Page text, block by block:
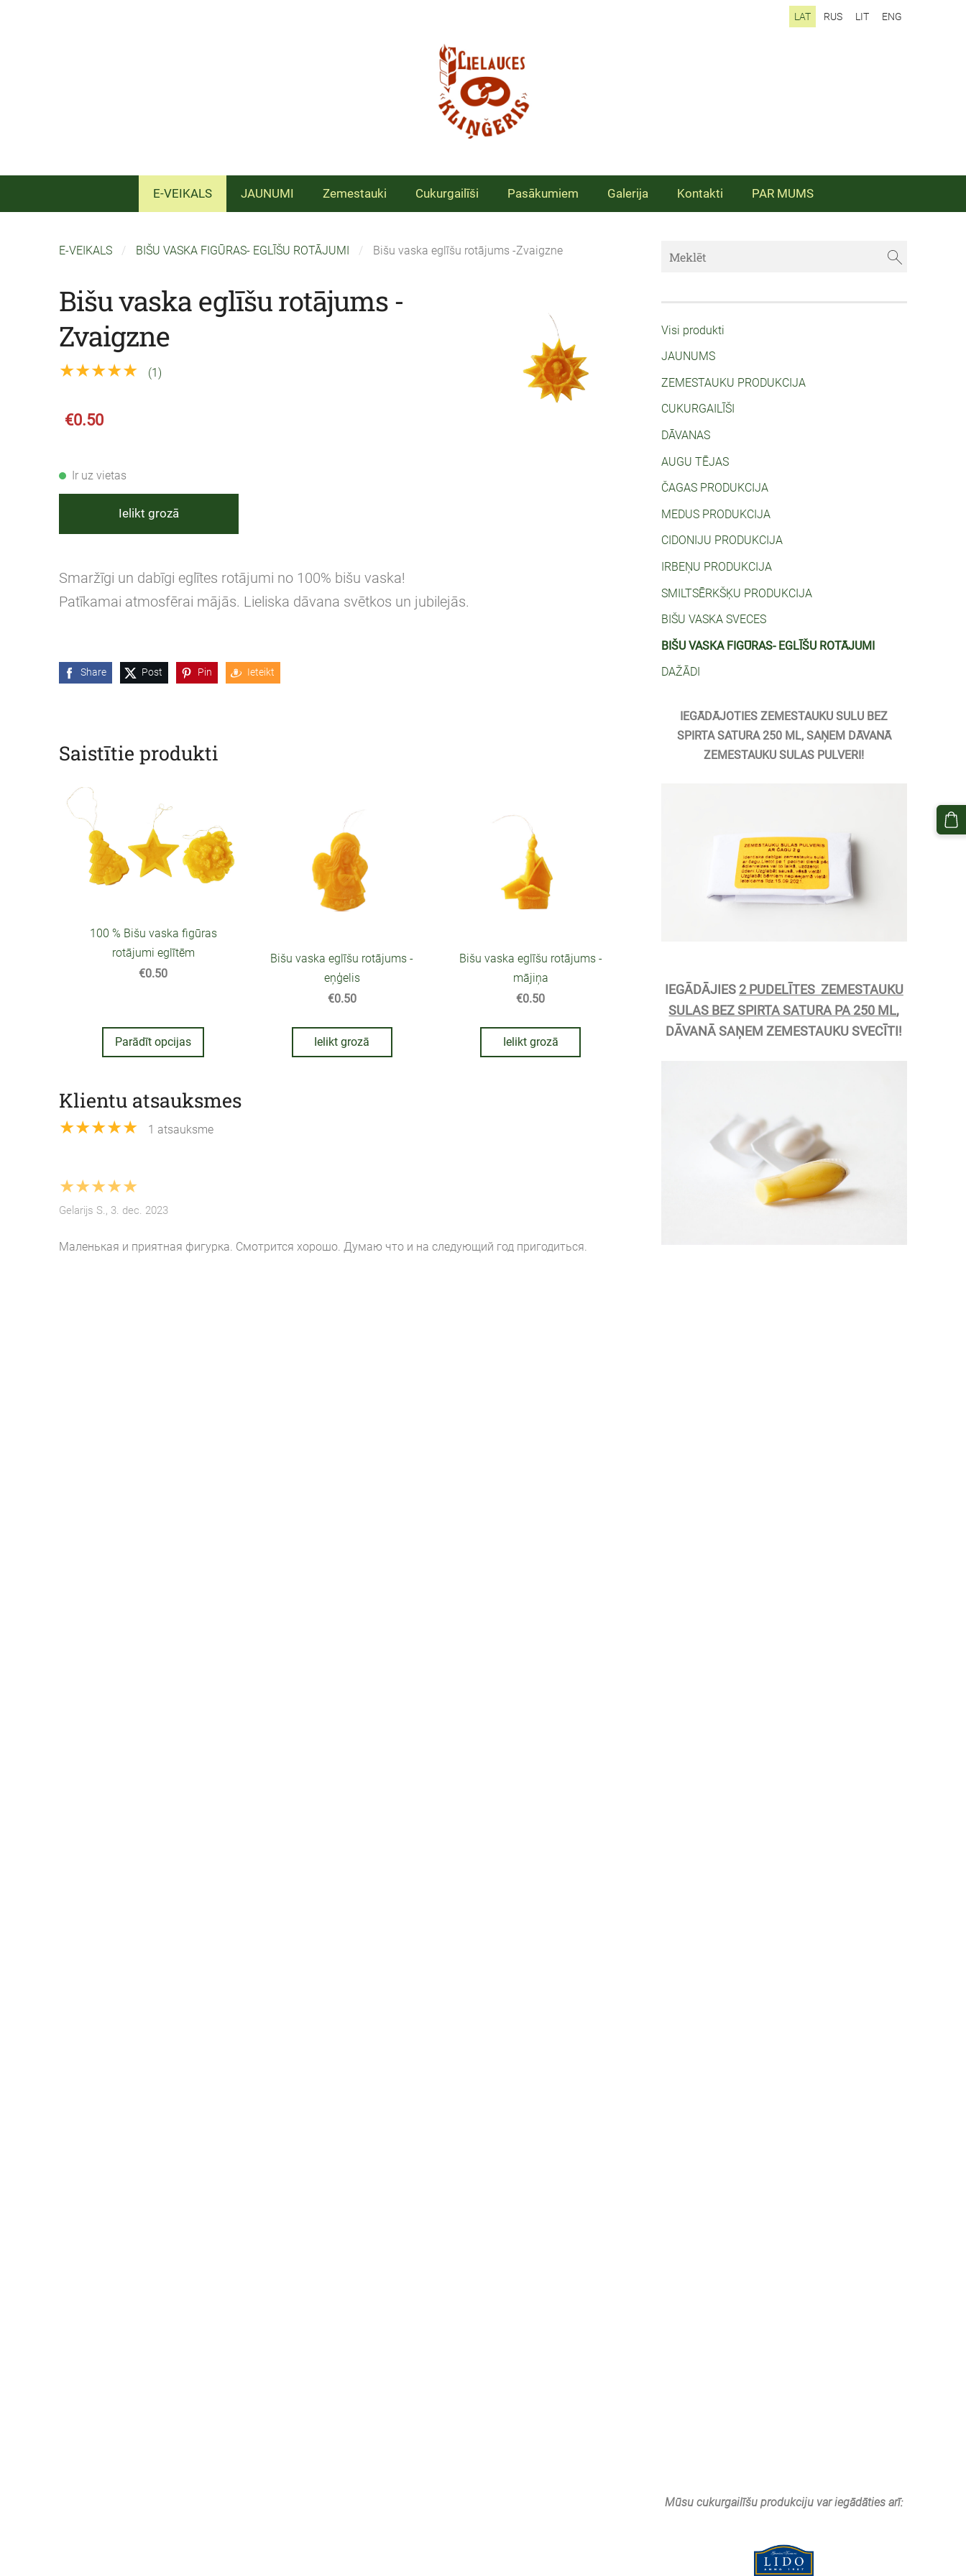
LAT RUS LIT ENG
E-VEIKALS JAUNUMI Zemestauki Cukurgailīši Pasākumiem Galerija Kontakti PAR MUMS
Visi produkti
JAUNUMS
ZEMESTAUKU PRODUKCIJA
CUKURGAILĪŠI
DĀVANAS
AUGU TĒJAS
ČAGAS PRODUKCIJA
MEDUS PRODUKCIJA
СIDONIJU PRODUKCIJA
IRBEŅU PRODUKCIJA
SMILTSĒRKŠĶU PRODUKCIJA
BIŠU VASKA SVECES
BIŠU VASKA FIGŪRAS- EGLĪŠU ROTĀJUMI
DAŽĀDI
IEGĀDĀJOTIES ZEMESTAUKU SULU BEZ
SPIRTA SATURA 250 ML, SAŅEM DĀVANĀ
ZEMESTAUKU SULAS PULVERI!
IEGĀDĀJIES 2 PUDELĪTES ZEMESTAUKU
SULAS BEZ SPIRTA SATURA PA 250 ML,
DĀVANĀ SAŅEM ZEMESTAUKU SVECĪTI!
Mūsu cukurgailīšu produkciju var iegādāties arī:
E-VEIKALS BIŠU VASKA FIGŪRAS- EGLĪŠU ROTĀJUMI Bišu vaska eglīšu rotājums -Zvaigzne
Bišu vaska eglīšu rotājums -
Zvaigzne
★★★★★ (1)
€0.50
Ir uz vietas
Ielikt grozā
Smaržīgi un dabīgi eglītes rotājumi no 100% bišu vaska!
Patīkamai atmosfērai mājās. Lieliska dāvana svētkos un jubilejās.
Share Post Pin Ieteikt
Saistītie produkti
100 % Bišu vaska figūras
rotājumi eglītēm
€0.50
Parādīt opcijas
Bišu vaska eglīšu rotājums -
eņģelis
€0.50
Ielikt grozā
Bišu vaska eglīšu rotājums -
mājiņa
€0.50
Ielikt grozā
Klientu atsauksmes
★★★★★ 1 atsauksme
★★★★★
Gelarijs S., 3. dec. 2023
Маленькая и приятная фигурка. Смотрится хорошо. Думаю что и на следующий год пригодиться.